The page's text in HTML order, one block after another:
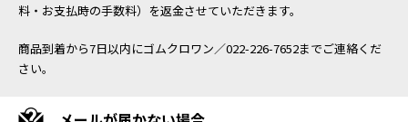
料・お支払時の手数料）を返金させていただきます。
商品到着から7日以内にゴムクロワン／022-226-7652までご連絡くだ
さい。